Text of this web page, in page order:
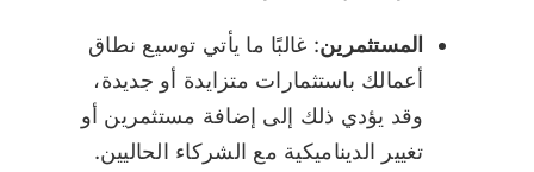
المستثمرين: غالبًا ما يأتي توسيع نطاق
أعمالك باستثمارات متزايدة أو جديدة،
وقد يؤدي ذلك إلى إضافة مستثمرين أو
تغيير الديناميكية مع الشركاء الحاليين.